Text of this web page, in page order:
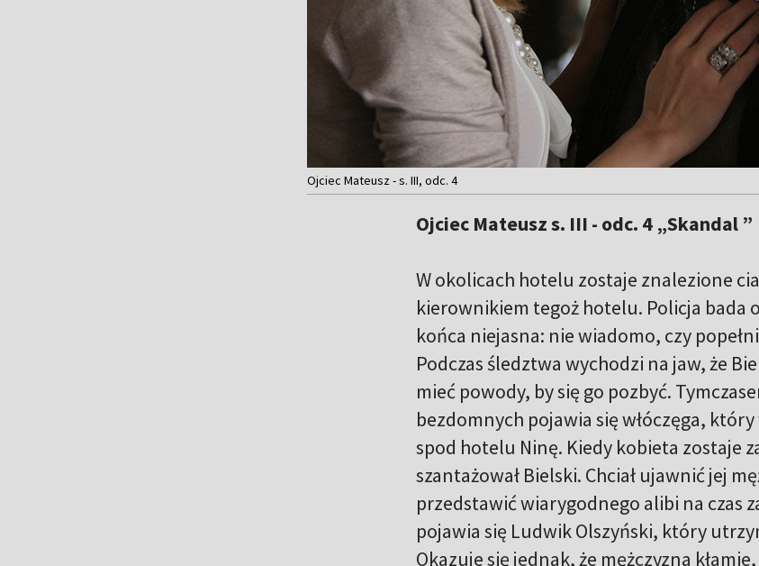
Ojciec Mateusz - s. III, odc. 4
Ojciec Mateusz s. III - odc. 4 „Skandal ”
W okolicach hotelu zostaje znalezione
kierownikiem tegoż hotelu. Policja bada
końca niejasna: nie wiadomo, czy
Podczas śledztwa wychodzi na jaw, że
mieć powody, by się go pozbyć.
bezdomnych pojawia się włóczęga,
spod hotelu Ninę. Kiedy kobieta zostaje
szantażował Bielski. Chciał ujawnić jej
przedstawić wiarygodnego alibi na czas
pojawia się Ludwik Olszyński, który
Okazuje się jednak, że mężczyzna